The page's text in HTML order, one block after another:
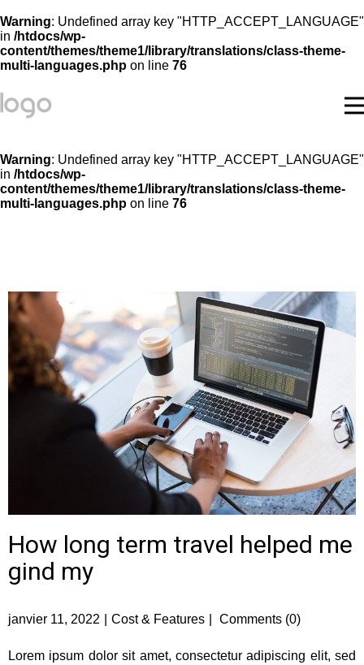
Warning: Undefined array key "HTTP_ACCEPT_LANGUAGE"
in /htdocs/wp-
content/themes/theme1/library/translations/class-theme-
multi-languages.php on line 76
Warning: Undefined array key "HTTP_ACCEPT_LANGUAGE"
in /htdocs/wp-
content/themes/theme1/library/translations/class-theme-
multi-languages.php on line 76
How long term travel helped me
gind my
janvier 11, 2022 Cost & Features Comments (0)
Lorem ipsum dolor sit amet, consectetur adipiscing elit, sed